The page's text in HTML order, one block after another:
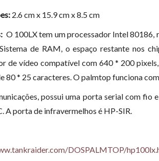
2.6 cm x 15.9 cm x 8.5 cm
O 100LX tem um processador Intel
de RAM, o espaço restante nos
de vídeo compatível com 640 * 200
80 * 25 caracteres. O palmtop funciona
possui uma porta serial com
A porta de infravermelhos é HP-SIR.
DOSPALMTOP/